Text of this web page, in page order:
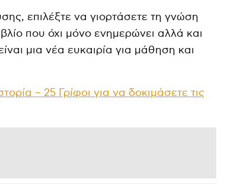
επιλέξτε να γιορτάσετε τη γνώση
που όχι μόνο ενημερώνει αλλά και
μια νέα ευκαιρία για μάθηση και
– 25 Γρίφοι για να δοκιμάσετε τις